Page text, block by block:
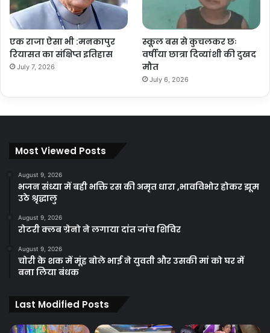
एक राजा ऐसा भी :मनकापुर
रियासत का संक्षिप्त इतिहास
July 7, 2026
स्कूल बस से कुचलकर छः
वर्षीया छात्रा दिव्यांशी की दुखद
मौत
July 6, 2026
Most Viewed Posts
August 9, 2026
भजन संध्या में बही भक्ति रस की अमृत धारा ,भावविभोर होकर झूम
उठे श्रृद्धालु
August 9, 2026
रोटरी क्लब ग्रेनो ने लगाया दांत जांच शिविर
August 9, 2026
चोरी के शक में मूंह बोले भाई ने युवती और उसकी मां को घर में
बना लिया बंधक
Last Modified Posts